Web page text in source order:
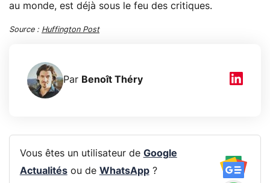
au monde, est déjà sous le feu des critiques.
Source : Huffington Post
Par Benoît Théry
Vous êtes un utilisateur de Google
Actualitésou de WhatsApp?